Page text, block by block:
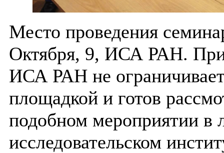
Место проведения
Октября, 9, ИСА РАН.
ИСА РАН не
площадкой и готов
подобном мероприятии в
исследовательском